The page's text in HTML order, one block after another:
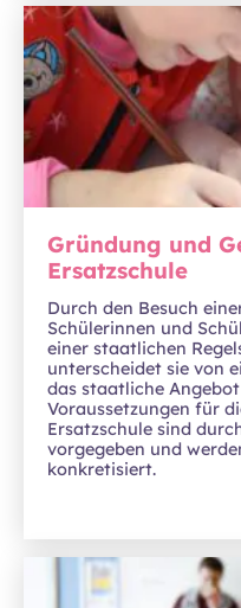
Gründung und
Ersatzschule
Durch den Besuch
Schülerinnen und
einer staatlichen
unterscheidet sie von
das staatliche
Voraussetzungen für
Ersatzschule sind
vorgegeben und
konkretisiert.